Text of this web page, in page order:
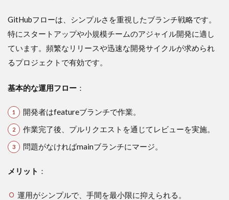
GitHubフローは、シンプルさを重視したブランチ戦略です。
特にスタートアップや小規模チームのアジャイル開発に適し
ています。頻繁なリリースや迅速な開発サイクルが求められ
るプロジェクトで有効です。
基本的な運用フロー ：
開発者はfeatureブランチで作業。
作業完了後、プルリクエストを通じてレビューを実施。
問題がなければmainブランチにマージ。
メリット ：
運用がシンプルで、手間を最小限に抑えられる。